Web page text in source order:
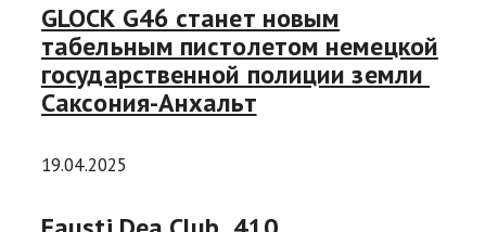
GLOCK G46 станет новым
табельным пистолетом немецкой
государственной полиции земли
Саксония-Анхальт
19.04.2025